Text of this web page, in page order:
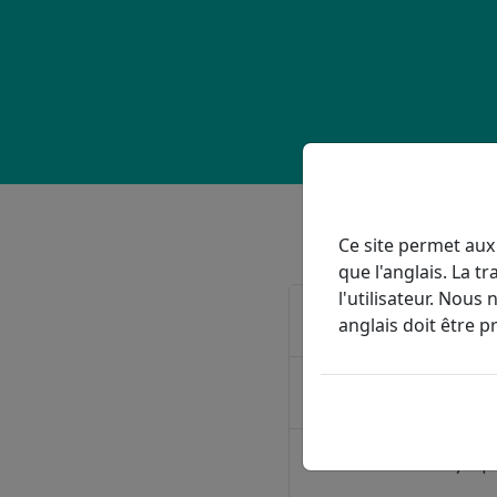
Qu'est-ce que
Ce site permet
que l'anglais. La
l'utilisateur. Nous
anglais doit être